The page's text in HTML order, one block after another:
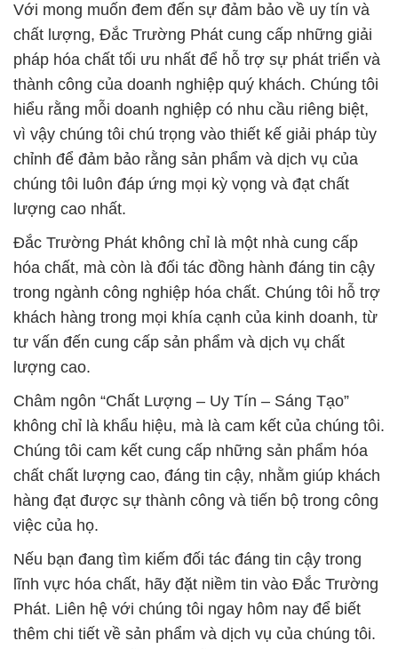
Với mong muốn đem đến sự đảm bảo về uy tín và
chất lượng, Đắc Trường Phát cung cấp những giải
pháp hóa chất tối ưu nhất để hỗ trợ sự phát triển và
thành công của doanh nghiệp quý khách. Chúng tôi
hiểu rằng mỗi doanh nghiệp có nhu cầu riêng biệt,
vì vậy chúng tôi chú trọng vào thiết kế giải pháp tùy
chỉnh để đảm bảo rằng sản phẩm và dịch vụ của
chúng tôi luôn đáp ứng mọi kỳ vọng và đạt chất
lượng cao nhất.
Đắc Trường Phát không chỉ là một nhà cung cấp
hóa chất, mà còn là đối tác đồng hành đáng tin cậy
trong ngành công nghiệp hóa chất. Chúng tôi hỗ trợ
khách hàng trong mọi khía cạnh của kinh doanh, từ
tư vấn đến cung cấp sản phẩm và dịch vụ chất
lượng cao.
Châm ngôn “Chất Lượng – Uy Tín – Sáng Tạo”
không chỉ là khẩu hiệu, mà là cam kết của chúng tôi.
Chúng tôi cam kết cung cấp những sản phẩm hóa
chất chất lượng cao, đáng tin cậy, nhằm giúp khách
hàng đạt được sự thành công và tiến bộ trong công
việc của họ.
Nếu bạn đang tìm kiếm đối tác đáng tin cậy trong
lĩnh vực hóa chất, hãy đặt niềm tin vào Đắc Trường
Phát. Liên hệ với chúng tôi ngay hôm nay để biết
thêm chi tiết về sản phẩm và dịch vụ của chúng tôi.